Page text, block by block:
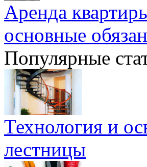
Аренда
основные
Популярные
Технология и
лестницы